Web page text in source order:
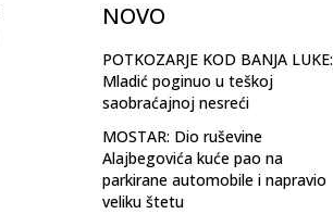
NOVO
POTKOZARJE KOD BANJA LUKE:
Mladić poginuo u teškoj
saobraćajnoj nesreći
MOSTAR: Dio ruševine
Alajbegovića kuće pao na
parkirane automobile i napravio
veliku štetu